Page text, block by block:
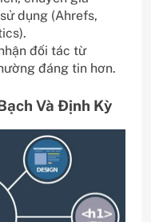
dụng (Ahrefs,
đối tác từ
đáng tin hơn.
Và Định Kỳ